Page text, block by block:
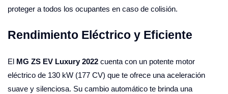
proteger a todos los ocupantes en caso de colisión.
Rendimiento Eléctrico y Eficiente
El MG ZS EV Luxury 2022 cuenta con un potente motor
eléctrico de 130 kW (177 CV) que te ofrece una aceleración
suave y silenciosa. Su cambio automático te brinda una